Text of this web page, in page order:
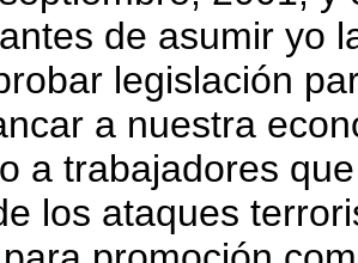
de asumir yo
legislación
a nuestra
a trabajadores
los ataques